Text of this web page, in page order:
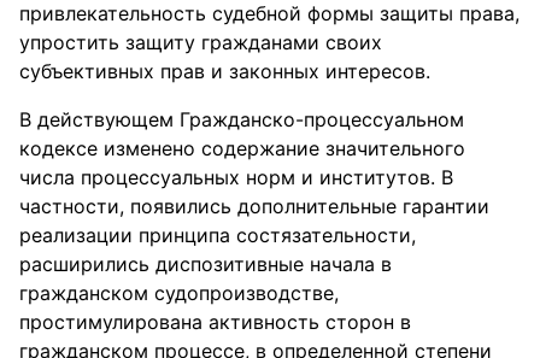
привлекательность судебной формы защиты права,
упростить защиту гражданами своих
субъективных прав и законных интересов.
В действующем Гражданско-процессуальном
кодексе изменено содержание значительного
числа процессуальных норм и институтов. В
частности, появились дополнительные гарантии
реализации принципа состязательности,
расширились диспозитивные начала в
гражданском судопроизводстве,
простимулирована активность сторон в
гражданском процессе, в определенной степени